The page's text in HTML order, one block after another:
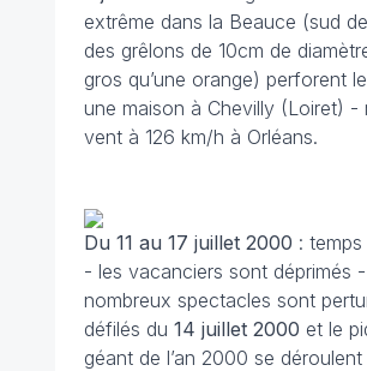
extrême dans la Beauce (sud
des grêlons de 10cm de
gros qu’une orange) perforent
une maison à Chevilly (Loiret) -
vent à 126 km/h à Orléans.
Du 11 au 17 juillet 2000 :
- les vacanciers sont déprimés
nombreux spectacles sont
défilés du 14 juillet 2000 et le
géant de l’an 2000 se